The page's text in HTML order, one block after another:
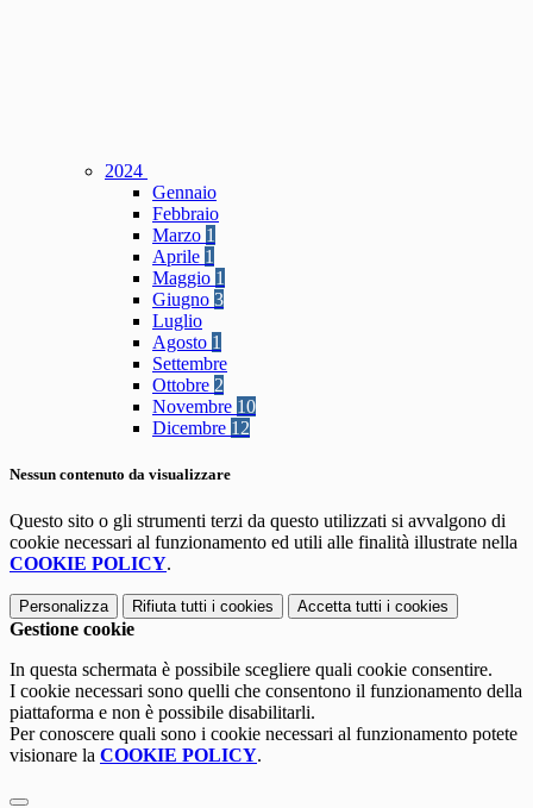
2024
Gennaio
Febbraio
Marzo 1
Aprile 1
Maggio 1
Giugno 3
Luglio
Agosto 1
Settembre
Ottobre 2
Novembre 10
Dicembre 12
Nessun contenuto da visualizzare
Questo sito o gli strumenti terzi da questo utilizzati si avvalgono di
cookie necessari al funzionamento ed utili alle finalità illustrate nella
COOKIE POLICY.
Personalizza Rifiuta tutti i cookies Accetta tutti i cookies
Gestione cookie
In questa schermata è possibile scegliere quali cookie consentire.
I cookie necessari sono quelli che consentono il funzionamento della
piattaforma e non è possibile disabilitarli.
Per conoscere quali sono i cookie necessari al funzionamento potete
visionare la COOKIE POLICY.